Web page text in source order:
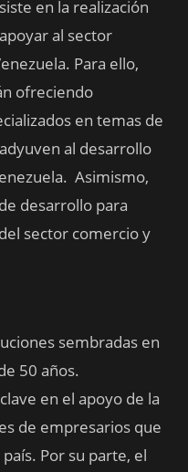
en la realización
al sector
Para ello,
ofreciendo
en temas de
al desarrollo
Asimismo,
desarrollo para
sector comercio y
sembradas en
50 años.
en el apoyo de la
de empresarios que
Por su parte, el